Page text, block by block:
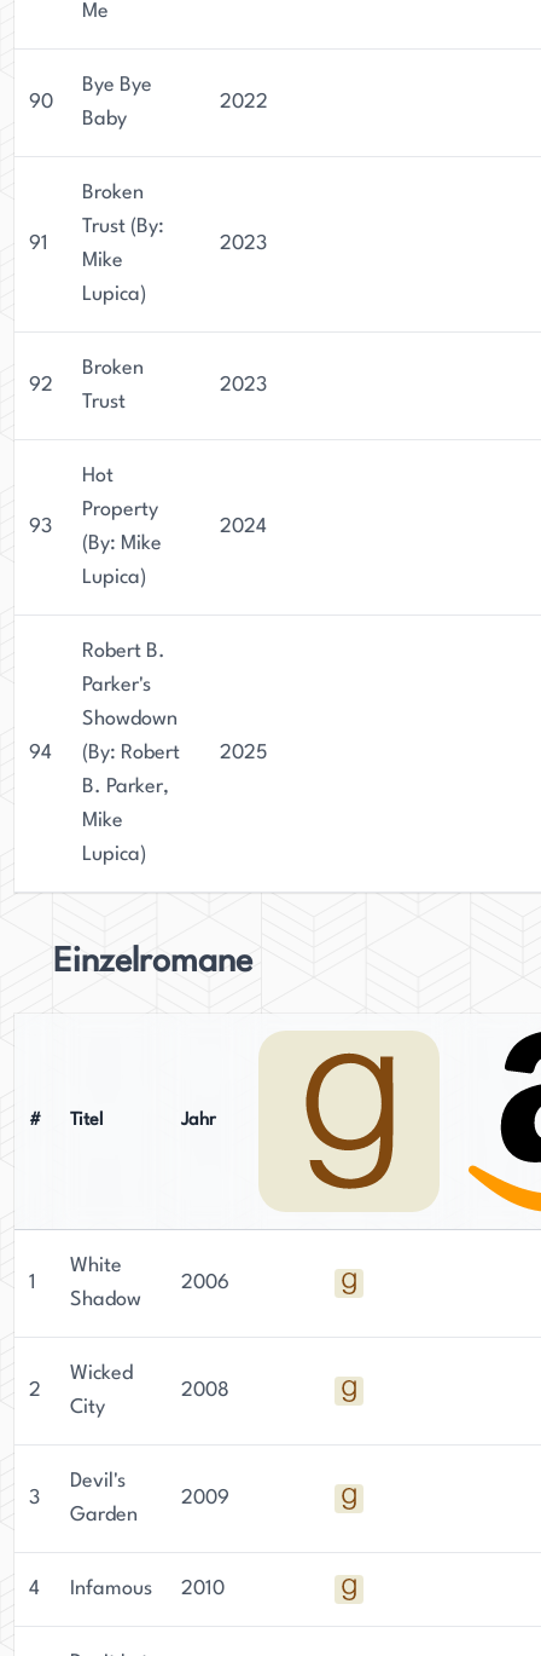
Me
90
Bye Bye
Baby
2022
91
Broken
Trust (By:
Mike
Lupica)
2023
92
Broken
Trust
2023
93
Hot
Property
(By: Mike
Lupica)
2024
94
Robert B.
Parker's
Showdown
(By: Robert
B. Parker,
Mike
Lupica)
2025
Einzelromane
# Titel Jahr
1
White
Shadow
2006
2
Wicked
City
2008
3
Devil's
Garden
2009
4 Infamous 2010